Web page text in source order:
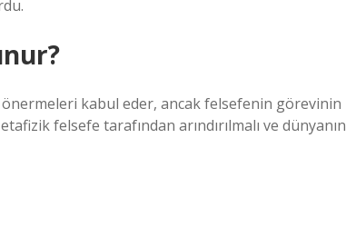
kabul eder, ancak felsefenin görevinin
felsefe tarafından arındırılmalı ve dünyanın